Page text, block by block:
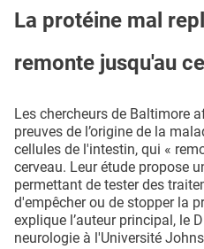
La protéine mal
remonte jusqu'au
Les chercheurs de Baltimore
preuves de l’origine de la
cellules de l'intestin, qui «
cerveau. Leur étude propose
permettant de tester des
d'empêcher ou de stopper la
explique l’auteur principal, le
neurologie à l'Université